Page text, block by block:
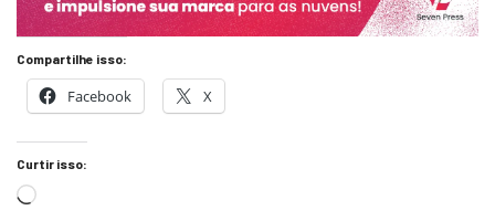
Compartilhe isso:
Facebook X
Curtir isso: